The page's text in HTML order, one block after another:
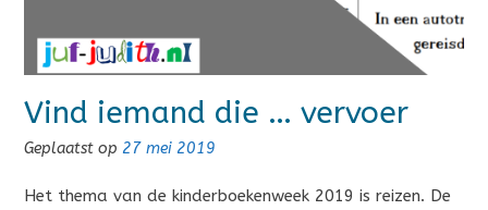
Vind iemand die … vervoer
Geplaatst op 27 mei 2019
Het thema van de kinderboekenweek 2019 is reizen. De